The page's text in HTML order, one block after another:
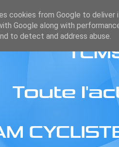
cookies from Google to deliver
Google along with
to detect and address abuse.